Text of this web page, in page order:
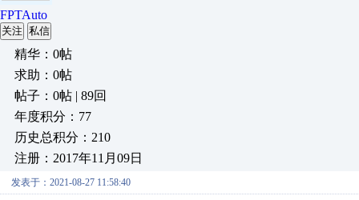
FPTAuto
关注 私信
精华：0帖
求助：0帖
帖子：0帖 | 89回
年度积分：77
历史总积分：210
注册：2017年11月09日
发表于：2021-08-27 11:58:40